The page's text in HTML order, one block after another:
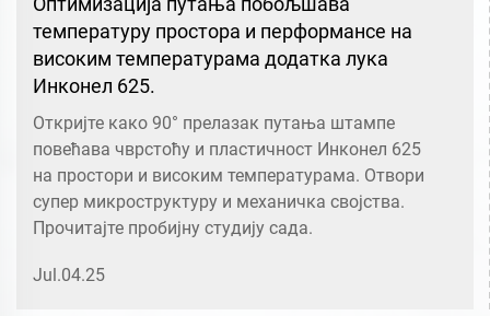
температуру простора и перформансе на
високим температурама додатка лука
Инконел 625.
Откријте како 90° прелазак путања штампе
повећава чврстоћу и пластичност Инконел 625
на простори и високим температурама. Отвори
супер микроструктуру и механичка својства.
Прочитајте пробијну студију сада.
Jul.04.25